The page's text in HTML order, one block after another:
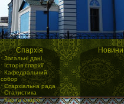
Єпархія
·Загальні дані
·Історія єпархії
·Кафедральний
собор
·Єпархіальна рада
·Статистика
·Карта єпархії
Новини